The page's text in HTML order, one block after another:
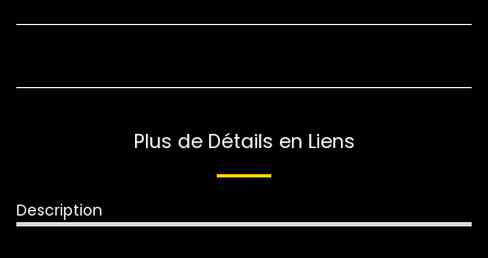
Plus de Détails en Liens
Description